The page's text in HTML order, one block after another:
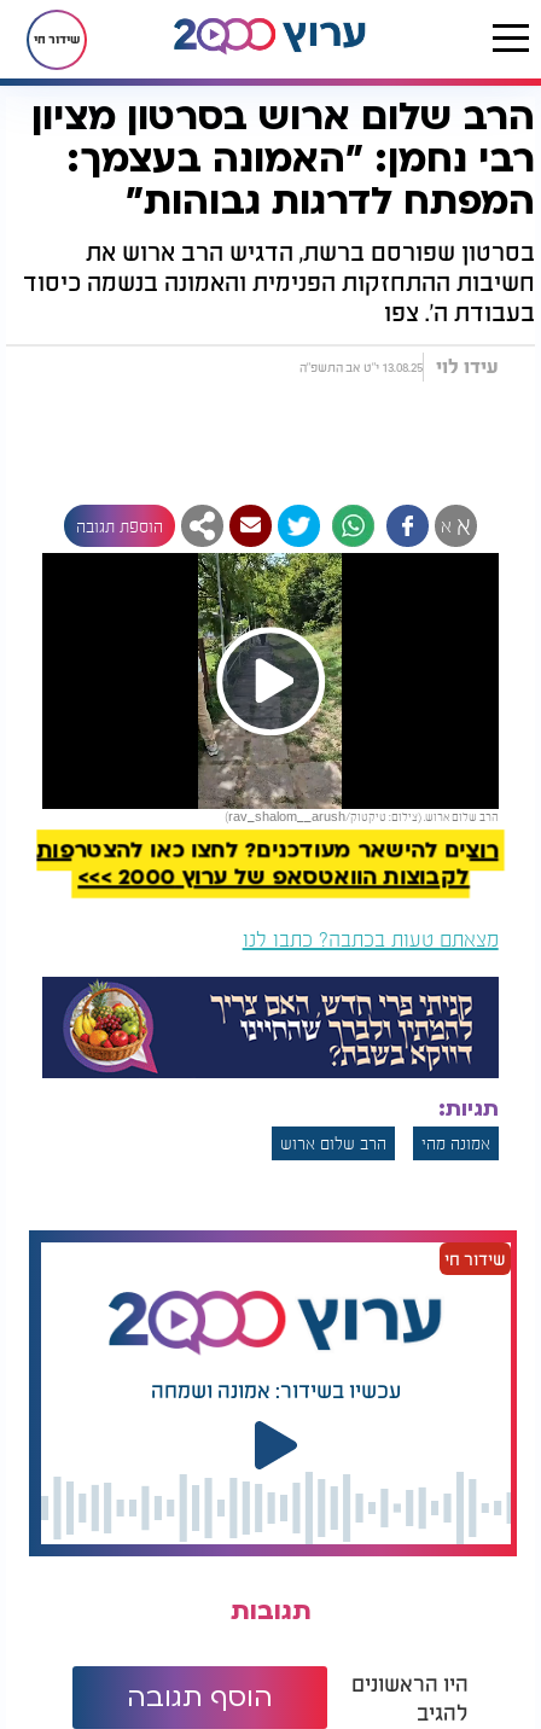
שידור חי
דף הבית רץ בוואטסאפ הרב שלום ארוש בסרטון מציון רבי נחמן: "האמונה בעצמך: המפתח לדרגות גבוהות"
הרב שלום ארוש בסרטון מציון
רבי נחמן: "האמונה בעצמך:
המפתח לדרגות גבוהות"
בסרטון שפורסם ברשת, הדגיש הרב ארוש את
חשיבות ההתחזקות הפנימית והאמונה בנשמה כיסוד
בעבודת ה'. צפו
עידו לוי 13.08.25 י"ט אב התשפ"ה
א א הוספת תגובה
Play
Video
הרב שלום ארוש. (צילום: טיקטוק/rav_shalom__arush)
להמשך קריאה
רוצים להישאר מעודכנים? לחצו כאן להצטרפות
לקבוצות הוואטסאפ של ערוץ 2000 >>>
מצאתם טעות בכתבה? כתבו לנו
תגיות:
אמונה מהי הרב שלום ארוש
שידור חי
עכשיו בשידור: אמונה ושמחה
תגובות
היו הראשונים
להגיב
הוסף תגובה